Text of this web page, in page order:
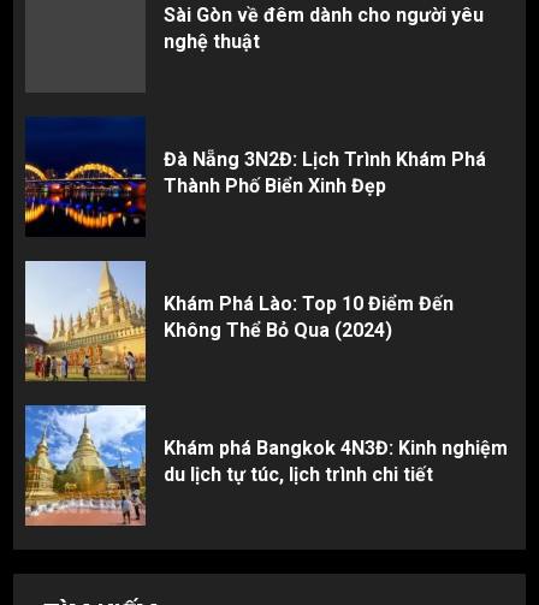
Sài Gòn về đêm dành cho người yêu
nghệ thuật
Đà Nẵng 3N2Đ: Lịch Trình Khám Phá
Thành Phố Biển Xinh Đẹp
Khám Phá Lào: Top 10 Điểm Đến
Không Thể Bỏ Qua (2024)
Khám phá Bangkok 4N3Đ: Kinh nghiệm
du lịch tự túc, lịch trình chi tiết